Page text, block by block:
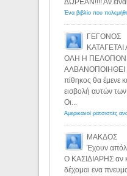
ΔΩΡΕΑΝ!!!! Αν
ΓΕΓΟΝΟΣ
ΟΛΗ Η
ΑΛΒΑΝΟΠΟΙΗΘΕΙ
πίθηκος θα έμενε
εισβολή αυτών
Οι...
ΜΑΚΔΟΣ
Έχουν
Ο ΚΑΣΙΔΙΑΡΗΣ αν
δέχομαι ενα